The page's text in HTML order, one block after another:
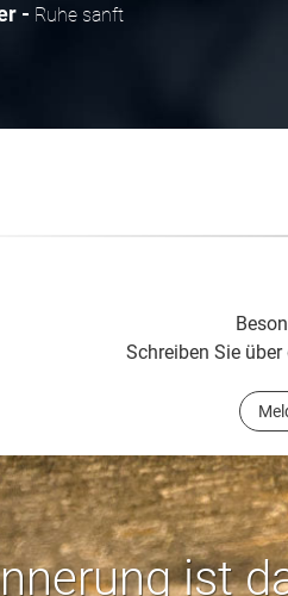
Ruhe sanft
Schreiben Sie
ist